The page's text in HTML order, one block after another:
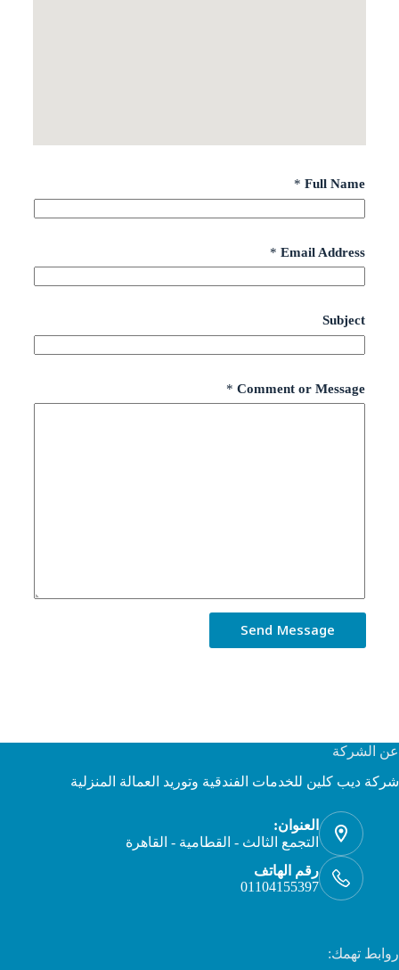
Full Name
*
Email Address
*
Subject
Comment or Message
*
Send Message
عن الشركة
شركة ديب كلين للخدمات الفندقية وتوريد العمالة المنزلية
العنوان:
التجمع الثالث - القطامية - القاهرة
رقم الهاتف
01104155397
روابط تهمك: